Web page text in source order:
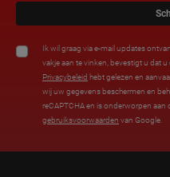
Ik wil graag via e-mail updates
vakje aan te vinken, bevestigt u dat u
Privacybeleid hebt gelezen en
wij uw gegevens beschermen en
reCAPTCHA en is onderworpen aan
gebruiksvoorwaarden van Google.